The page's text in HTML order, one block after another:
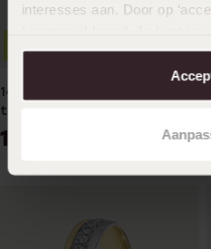
interesses aan. Door op
aanpassen. Lees er meer
14K bicolor gouden dames
trouwring 3mm Lara TW 308
1149